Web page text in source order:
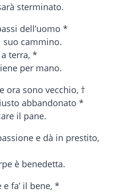
sterminato.
dell’uomo *
suo cammino.
terra, *
per mano.
ora sono vecchio, †
abbandonato *
il pane.
e dà in prestito,
è benedetta.
fa’ il bene, *